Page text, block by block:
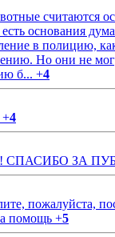
считаются
основания
в полицию,
Но они не
б... +4
+4
ЗА
пожалуйста,
помощь +5